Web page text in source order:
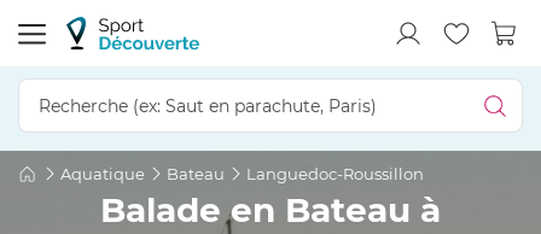
Aquatique Bateau Languedoc-Roussillon
Balade en Bateau à